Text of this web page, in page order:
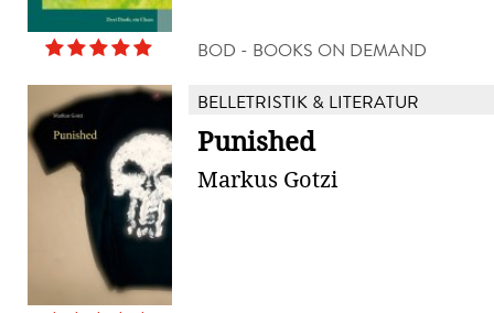
BOD - BOOKS ON DEMAND
BELLETRISTIK & LITERATUR
Punished
Markus Gotzi